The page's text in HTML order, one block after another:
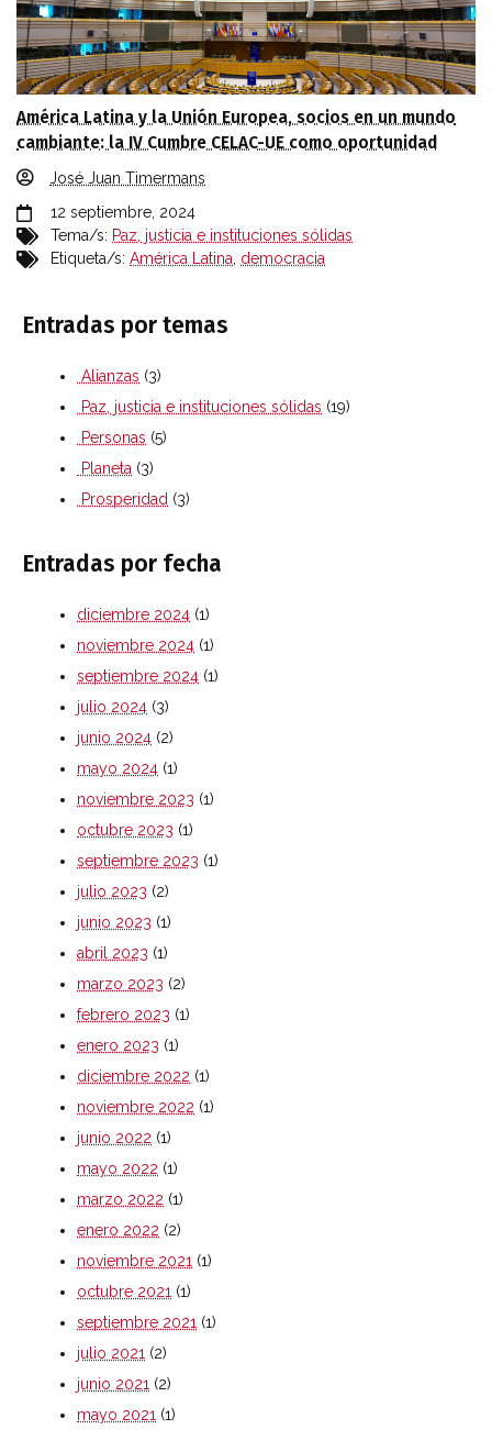
América Latina y la Unión Europea, socios en un mundo
cambiante: la IV Cumbre CELAC-UE como oportunidad
José Juan Timermans
12 septiembre, 2024
Tema/s: Paz, justicia e instituciones sólidas
Etiqueta/s: América Latina, democracia
Entradas por temas
Alianzas (3)
Paz, justicia e instituciones sólidas (19)
Personas (5)
Planeta (3)
Prosperidad (3)
Entradas por fecha
diciembre 2024 (1)
noviembre 2024 (1)
septiembre 2024 (1)
julio 2024 (3)
junio 2024 (2)
mayo 2024 (1)
noviembre 2023 (1)
octubre 2023 (1)
septiembre 2023 (1)
julio 2023 (2)
junio 2023 (1)
abril 2023 (1)
marzo 2023 (2)
febrero 2023 (1)
enero 2023 (1)
diciembre 2022 (1)
noviembre 2022 (1)
junio 2022 (1)
mayo 2022 (1)
marzo 2022 (1)
enero 2022 (2)
noviembre 2021 (1)
octubre 2021 (1)
septiembre 2021 (1)
julio 2021 (2)
junio 2021 (2)
mayo 2021 (1)